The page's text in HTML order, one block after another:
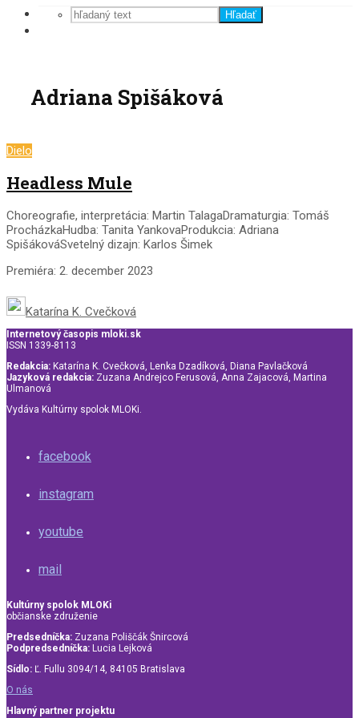
Hľadať
Adriana Spišáková
Dielo
Headless Mule
Choreografie, interpretácia: Martin TalagaDramaturgia: Tomáš
ProcházkaHudba: Tanita YankovaProdukcia: Adriana
SpišákováSvetelný dizajn: Karlos Šimek
Premiéra: 2. december 2023
Katarína K. Cvečková
Internetový časopis mloki.sk
ISSN 1339-8113
Redakcia: Katarína K. Cvečková, Lenka Dzadíková, Diana Pavlačková
Jazyková redakcia: Zuzana Andrejco Ferusová, Anna Zajacová, Martina
Ulmanová
Vydáva Kultúrny spolok MLOKi.
facebook
instagram
youtube
mail
Kultúrny spolok MLOKi
občianske združenie
Predsedníčka: Zuzana Poliščák Šnircová
Podpredsedníčka: Lucia Lejková
Sídlo: Ľ. Fullu 3094/14, 84105 Bratislava
O nás
Hlavný partner projektu